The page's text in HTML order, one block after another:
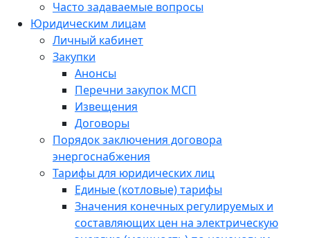
Часто задаваемые вопросы
Юридическим лицам
Личный кабинет
Закупки
Анонсы
Перечни закупок МСП
Извещения
Договоры
Порядок заключения договора
энергоснабжения
Тарифы для юридических лиц
Единые (котловые) тарифы
Значения конечных регулируемых и
составляющих цен на электрическую